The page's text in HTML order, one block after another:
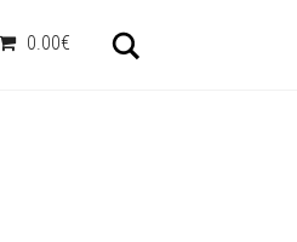
0.00€